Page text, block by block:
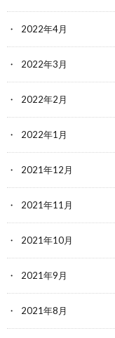
2022年4月
2022年3月
2022年2月
2022年1月
2021年12月
2021年11月
2021年10月
2021年9月
2021年8月